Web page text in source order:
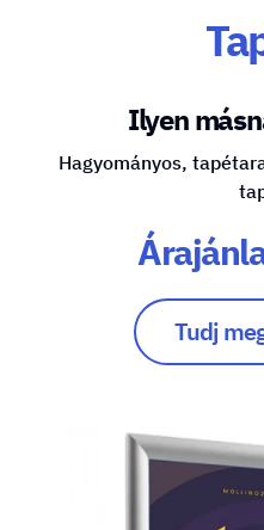
Ilyen
Hagyományos,
Tudj